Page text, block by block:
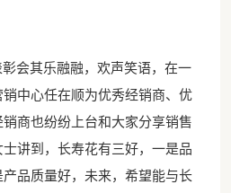
其乐融融，欢声笑语，在一
中心任在顺为优秀经销商、优
商也纷纷上台和大家分享销售
讲到，长寿花有三好，一是品
品质量好，未来，希望能与长